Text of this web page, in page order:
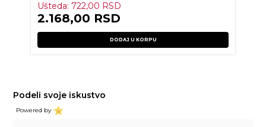
Ušteda:722,00 RSD
2.168,00 RSD
DODAJ U KORPU
Podeli svoje iskustvo
Powered by